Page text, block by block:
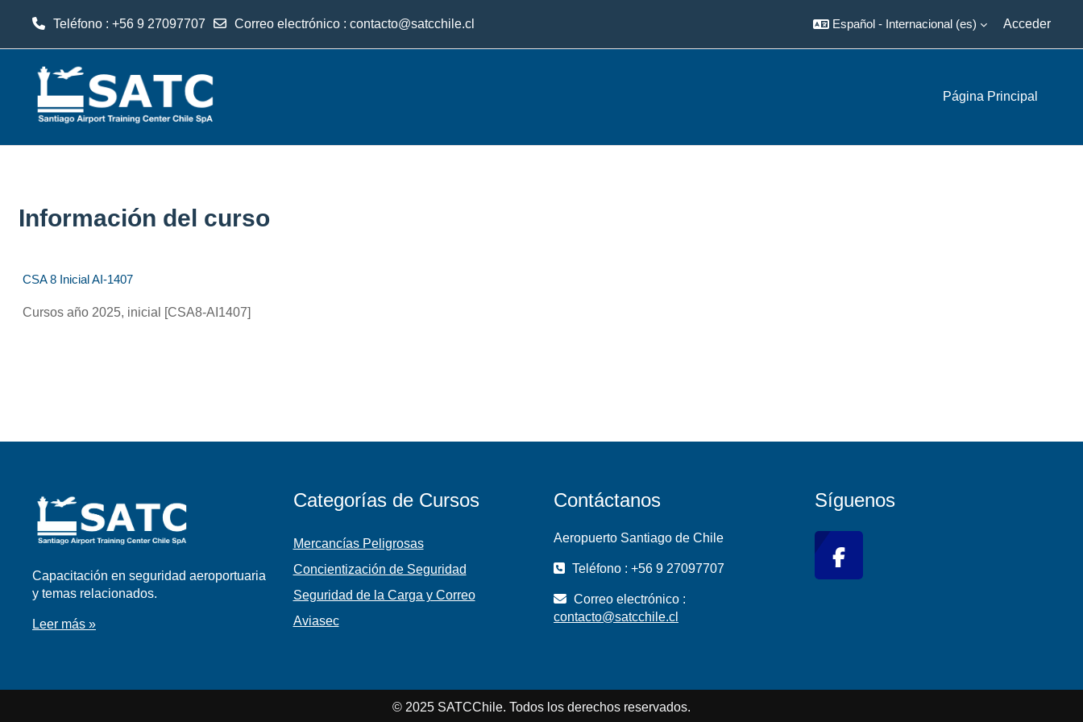
Teléfono : +56 9 27097707 Correo electrónico : contacto@satcchile.cl Español - Internacional ‎(es)‎ Acceder
Página Principal
Información del curso
CSA 8 Inicial AI-1407
Cursos año 2025, inicial [CSA8-AI1407]
Capacitación en seguridad aeroportuaria
y temas relacionados.
Leer más »
Categorías de Cursos
Mercancías Peligrosas
Concientización de Seguridad
Seguridad de la Carga y Correo
Aviasec
Contáctanos
Aeropuerto Santiago de Chile
Teléfono : +56 9 27097707
Correo electrónico :
contacto@satcchile.cl
Síguenos
© 2025 SATCChile. Todos los derechos reservados.